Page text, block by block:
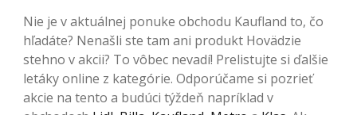
Nie je v aktuálnej ponuke obchodu Kaufland to, čo
hľadáte? Nenašli ste tam ani produkt Hovädzie
stehno v akcii? To vôbec nevadí! Prelistujte si ďalšie
letáky online z kategórie. Odporúčame si pozrieť
akcie na tento a budúci týždeň napríklad v